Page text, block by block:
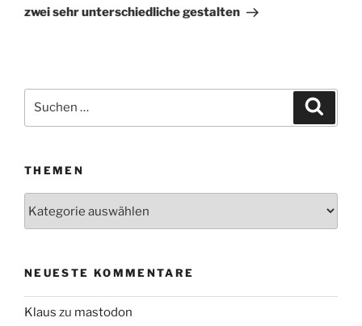
Beitrag
zwei sehr unterschiedliche gestalten
Suchen
THEMEN
NEUESTE KOMMENTARE
Klaus zu mastodon